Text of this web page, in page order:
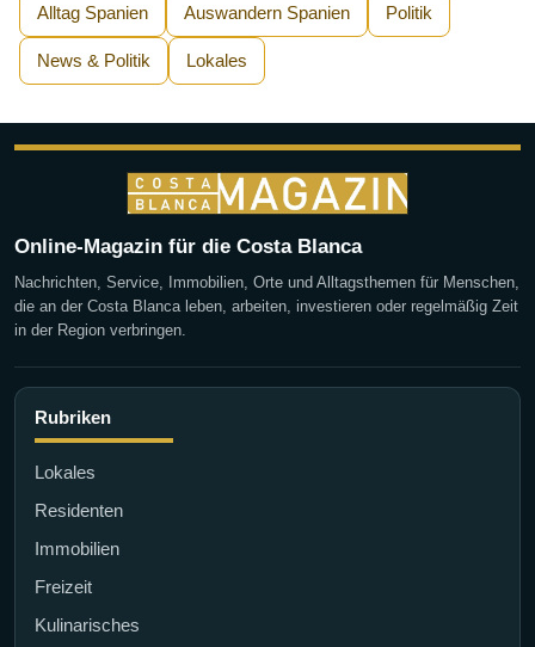
Alltag Spanien Auswandern Spanien Politik
News & Politik Lokales
Online-Magazin für die Costa Blanca
Nachrichten, Service, Immobilien, Orte und Alltagsthemen für Menschen,
die an der Costa Blanca leben, arbeiten, investieren oder regelmäßig Zeit
in der Region verbringen.
Rubriken
Lokales
Residenten
Immobilien
Freizeit
Kulinarisches